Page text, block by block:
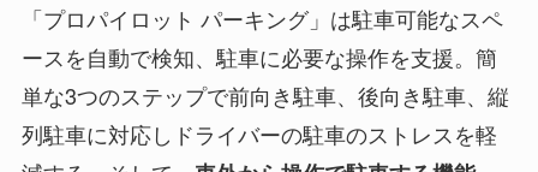
「プロパイロット パーキング」は駐車可能なスペ
ースを自動で検知、駐車に必要な操作を支援。簡
単な3つのステップで前向き駐車、後向き駐車、縦
列駐車に対応しドライバーの駐車のストレスを軽